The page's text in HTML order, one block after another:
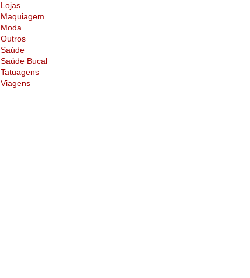
Lojas
Maquiagem
Moda
Outros
Saúde
Saúde Bucal
Tatuagens
Viagens